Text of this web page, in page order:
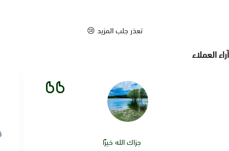
تعذر جلب المزيد 😢
آراء العملاء
جزاك الله خيرًا